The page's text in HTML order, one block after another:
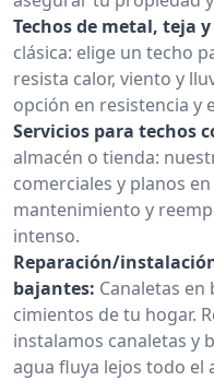
Techos de metal, teja
clásica: elige un techo
resista calor, viento y
opción en resistencia y
Servicios para techos
almacén o tienda:
comerciales y planos
mantenimiento y
intenso.
Reparación/
bajantes: Canaletas
cimientos de tu hogar.
instalamos canaletas y
agua fluya lejos todo el